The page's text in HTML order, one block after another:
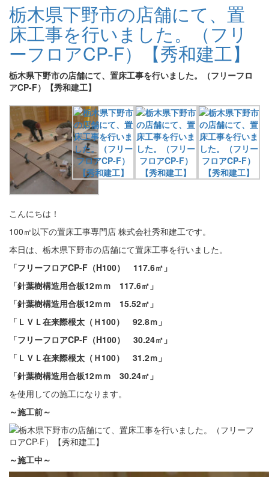
栃木県下野市の店舗にて、置
床工事を行いました。（フリ
ーフロアCP-F）【秀和建工】
栃木県下野市の店舗にて、置床工事を行いました。（フリーフロ
アCP-F）【秀和建工】
こんにちは！
100㎡以下の置床工事専門店 株式会社秀和建工です。
本日は、栃木県下野市の店舗にて置床工事を行いました。
「フリーフロアCP-F（H100） 117.6㎡」
「針葉樹構造用合板12ｍｍ 117.6㎡」
「針葉樹構造用合板12ｍｍ 15.52㎡」
「ＬＶＬ在来際根太（Ｈ100） 92.8ｍ」
「フリーフロアCP-F（H100） 30.24㎡」
「ＬＶＬ在来際根太（Ｈ100） 31.2ｍ」
「針葉樹構造用合板12ｍｍ 30.24㎡」
を使用しての施工になります。
～施工前～
～施工中～